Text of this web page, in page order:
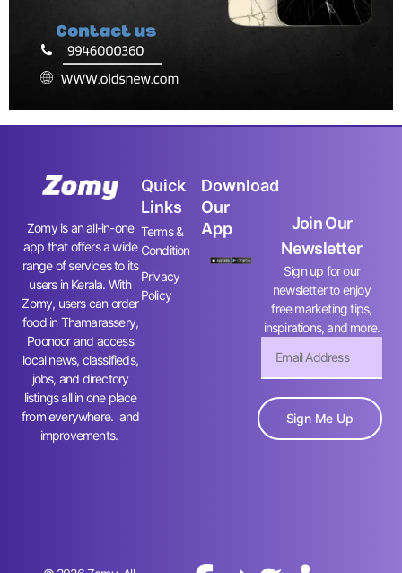
Zomy is an all-in-one
app that offers a wide
range of services to its
users in Kerala. With
Zomy, users can order
food in Thamarassery,
Poonoor and access
local news, classifieds,
jobs, and directory
listings all in one place
from everywhere. and
improvements.
Quick
Links
Terms &
Condition
Privacy
Policy
Download
Our
App
Join Our
Newsletter
Sign up for our
newsletter to enjoy
free marketing tips,
inspirations, and more.
Sign Me Up